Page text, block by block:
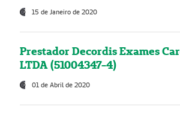
15 de Janeiro de 2020
Prestador Decordis Exames
LTDA (51004347-4)
01 de Abril de 2020